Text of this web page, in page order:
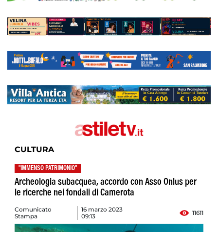
CULTURA
"IMMENSO PATRIMONIO"
Archeologia subacquea, accordo con Asso Onlus per
le ricerche nei fondali di Camerota
Comunicato
Stampa
16 marzo 2023
09:13
11611